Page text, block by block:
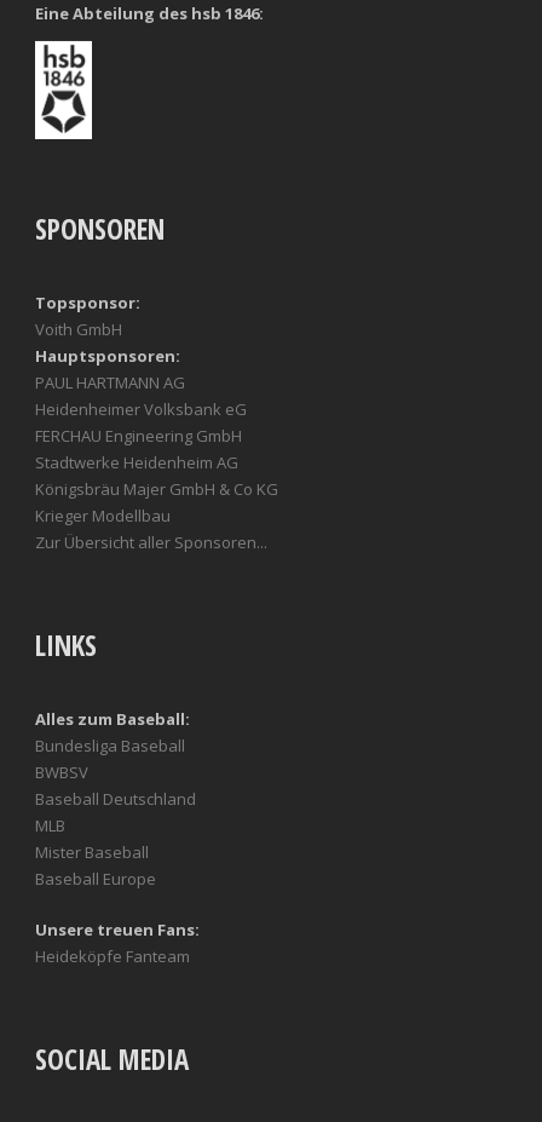
Eine Abteilung des hsb 1846:
SPONSOREN
Topsponsor:
Voith GmbH
Hauptsponsoren:
PAUL HARTMANN AG
Heidenheimer Volksbank eG
FERCHAU Engineering GmbH
Stadtwerke Heidenheim AG
Königsbräu Majer GmbH & Co KG
Krieger Modellbau
Zur Übersicht aller Sponsoren...
LINKS
Alles zum Baseball:
Bundesliga Baseball
BWBSV
Baseball Deutschland
MLB
Mister Baseball
Baseball Europe
Unsere treuen Fans:
Heideköpfe Fanteam
SOCIAL MEDIA